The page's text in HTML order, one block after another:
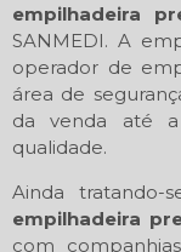
empilhadeira
SANMEDI. A
operador de
área de
da venda até
qualidade.
Ainda
empilhadeira
com